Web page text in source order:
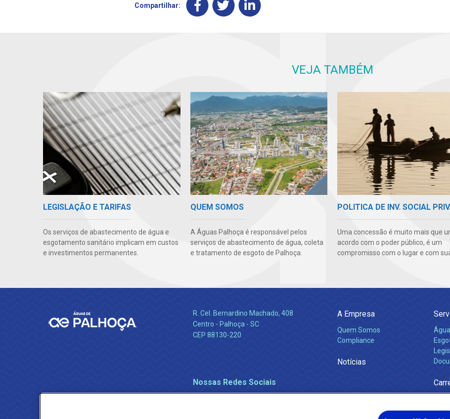
Compartilhar:
VEJA TAMBÉM
LEGISLAÇÃO E TARIFAS
Os serviços de abastecimento de água e
esgotamento sanitário implicam em custos
e investimentos permanentes.
QUEM SOMOS
A Águas Palhoça é responsável pelos
serviços de abastecimento de água, coleta
e tratamento de esgoto de Palhoça.
POLITICA DE INV. SOCIAL
Uma concessão é muito mais que
acordo com o poder público, é um
compromisso com o lugar e com
R. Cel. Bernardino Machado, 408
Centro - Palhoça - SC
CEP 88130-220
Nossas Redes Sociais
A Empresa
Quem Somos
Compliance
Notícias
Água